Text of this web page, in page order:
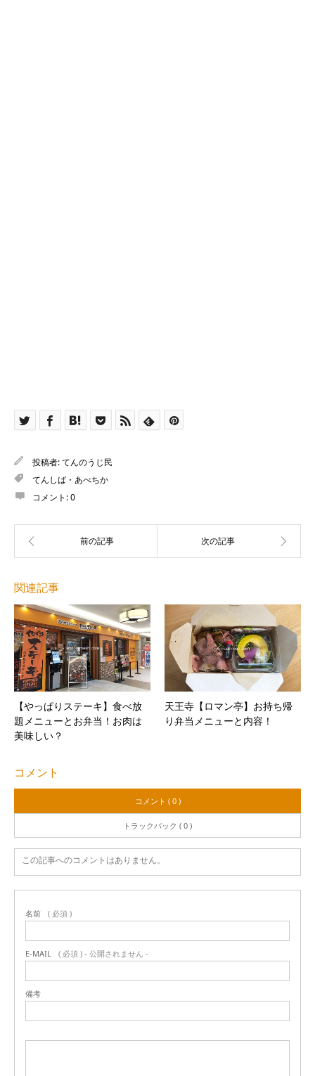
投稿者:てんのうじ民
てんしば・あべちか
コメント:0
関連記事
【やっぱりステーキ】食べ放
題メニューとお弁当！お肉は
美味しい？
天王寺【ロマン亭】お持ち帰
り弁当メニューと内容！
コメント
コメント ( 0 )
トラックバック ( 0 )
この記事へのコメントはありません。
名前 ( 必須 )
E-MAIL ( 必須 ) - 公開されません -
備考